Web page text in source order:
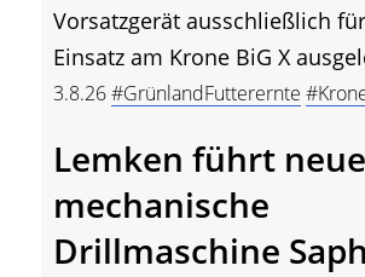
Vorsatzgerät ausschließlich
Einsatz am Krone BiG X
3.8.26#GrünlandFutterernte
Lemken führt neue
mechanische
Drillmaschine